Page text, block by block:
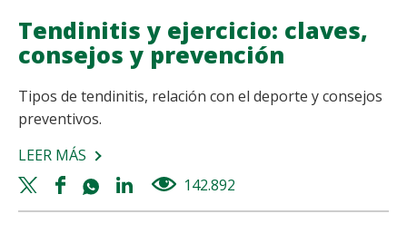
Tendinitis y ejercicio: claves,
consejos y prevención
Tipos de tendinitis, relación con el deporte y consejos
preventivos.
LEER MÁS SOBRE
TENDINITIS
Y
Twitter
share
Facebook
share
Whatsapp
share
Linkedin
share
142.892